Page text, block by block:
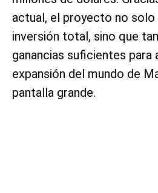
actual, el proyecto no
inversión total, sino que
ganancias suficientes para
expansión del mundo de
pantalla grande.